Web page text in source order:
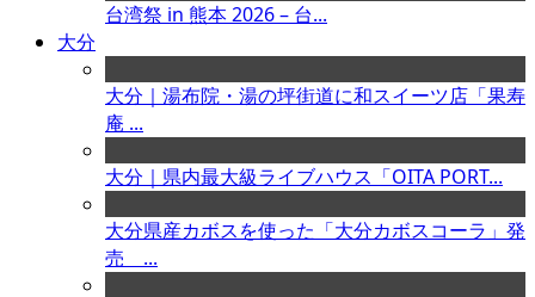
台湾祭 in 熊本 2026 – 台...
大分
大分｜湯布院・湯の坪街道に和スイーツ店「果寿
庵 ...
大分｜県内最大級ライブハウス「OITA PORT...
大分県産カボスを使った「大分カボスコーラ」発
売 ...